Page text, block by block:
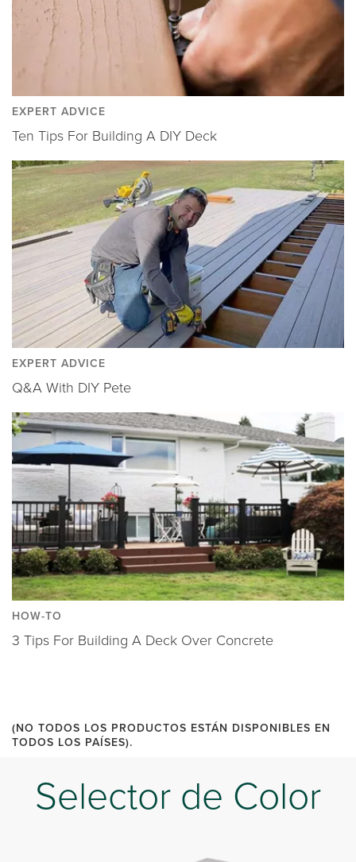
EXPERT ADVICE
Ten Tips For Building A DIY Deck
EXPERT ADVICE
Q&A With DIY Pete
HOW-TO
3 Tips For Building A Deck Over Concrete
(NO TODOS LOS PRODUCTOS ESTÁN DISPONIBLES EN
TODOS LOS PAÍSES).
Selector de Color